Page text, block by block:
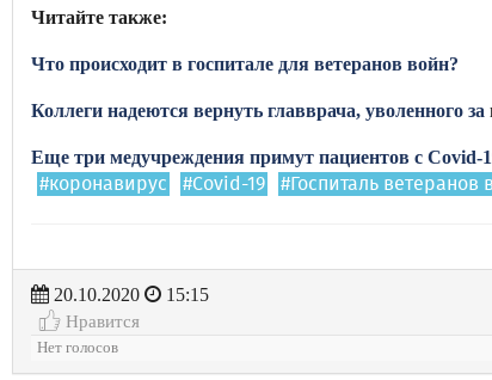
Читайте также:
Что происходит в госпитале для ветеранов войн?
Коллеги надеются вернуть главврача, уволенного за
Еще три медучреждения примут пациентов с Covid-
#коронавирус #Covid-19 #Госпиталь ветеранов
20.10.2020
15:15
Нравится
Нет голосов